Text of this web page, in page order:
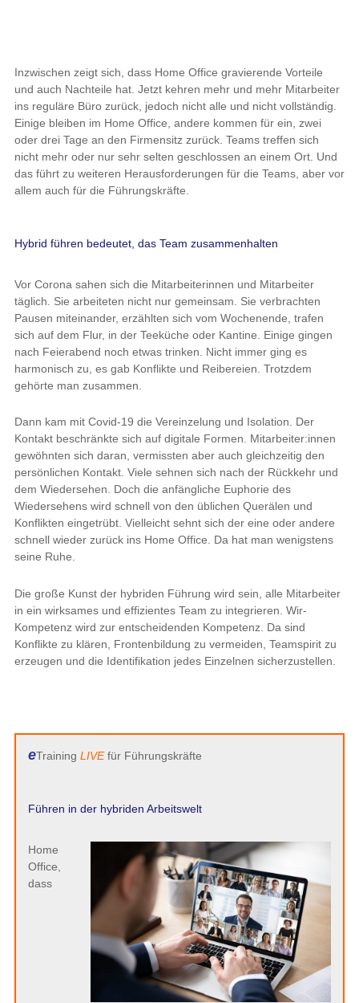
Inzwischen zeigt sich, dass Home Office gravierende Vorteile
und auch Nachteile hat. Jetzt kehren mehr und mehr Mitarbeiter
ins reguläre Büro zurück, jedoch nicht alle und nicht vollständig.
Einige bleiben im Home Office, andere kommen für ein, zwei
oder drei Tage an den Firmensitz zurück. Teams treffen sich
nicht mehr oder nur sehr selten geschlossen an einem Ort. Und
das führt zu weiteren Herausforderungen für die Teams, aber vor
allem auch für die Führungskräfte.
Hybrid führen bedeutet, das Team zusammenhalten
Vor Corona sahen sich die Mitarbeiterinnen und Mitarbeiter
täglich. Sie arbeiteten nicht nur gemeinsam. Sie verbrachten
Pausen miteinander, erzählten sich vom Wochenende, trafen
sich auf dem Flur, in der Teeküche oder Kantine. Einige gingen
nach Feierabend noch etwas trinken. Nicht immer ging es
harmonisch zu, es gab Konflikte und Reibereien. Trotzdem
gehörte man zusammen.
Dann kam mit Covid-19 die Vereinzelung und Isolation. Der
Kontakt beschränkte sich auf digitale Formen. Mitarbeiter:innen
gewöhnten sich daran, vermissten aber auch gleichzeitig den
persönlichen Kontakt. Viele sehnen sich nach der Rückkehr und
dem Wiedersehen. Doch die anfängliche Euphorie des
Wiedersehens wird schnell von den üblichen Querälen und
Konflikten eingetrübt. Vielleicht sehnt sich der eine oder andere
schnell wieder zurück ins Home Office. Da hat man wenigstens
seine Ruhe.
Die große Kunst der hybriden Führung wird sein, alle Mitarbeiter
in ein wirksames und effizientes Team zu integrieren. Wir-
Kompetenz wird zur entscheidenden Kompetenz. Da sind
Konflikte zu klären, Frontenbildung zu vermeiden, Teamspirit zu
erzeugen und die Identifikation jedes Einzelnen sicherzustellen.
eTraining LIVEfür Führungskräfte
Führen in der hybriden Arbeitswelt
Home
Office,
dass